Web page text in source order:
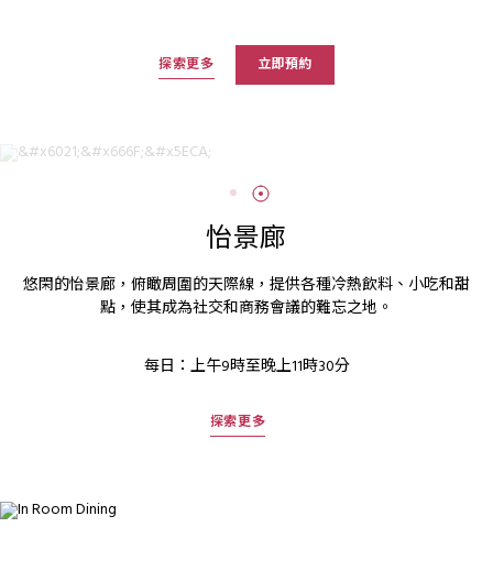
探索更多 立即預約
怡景廊
悠閑的怡景廊，俯瞰周圍的天際線，提供各種冷熱飲料、小吃和甜
點，使其成為社交和商務會議的難忘之地。
每日：上午9時至晚上11時30分
探索更多